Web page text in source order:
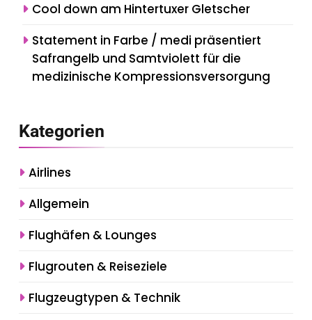
Cool down am Hintertuxer Gletscher
Statement in Farbe / medi präsentiert
Safrangelb und Samtviolett für die
medizinische Kompressionsversorgung
Kategorien
Airlines
Allgemein
Flughäfen & Lounges
Flugrouten & Reiseziele
Flugzeugtypen & Technik